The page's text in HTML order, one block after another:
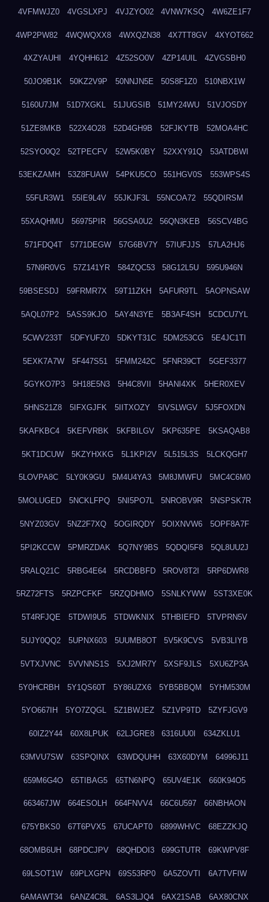
4VFMWJZ0 4VGSLXPJ 4VJZYO02 4VNW7KSQ 4W6ZE1F7
4WP2PW82 4WQWQXX8 4WXQZN38 4X7TT8GV 4XYOT662
4XZYAUHI 4YQHH612 4Z52SO0V 4ZP14UIL 4ZVGSBH0
50JO9B1K 50KZ2V9P 50NNJN5E 50S8F1Z0 510NBX1W
5160U7JM 51D7XGKL 51JUGSIB 51MY24WU 51VJOSDY
51ZE8MKB 522X4O28 52D4GH9B 52FJKYTB 52MOA4HC
52SYO0Q2 52TPECFV 52W5K0BY 52XXY91Q 53ATDBWI
53EKZAMH 53Z8FUAW 54PKU5CO 551HGV0S 553WPS4S
55FLR3W1 55IE9L4V 55JKJF3L 55NCOA72 55QDIRSM
55XAQHMU 56975PIR 56GSA0U2 56QN3KEB 56SCV4BG
571FDQ4T 5771DEGW 57G6BV7Y 57IUFJJS 57LA2HJ6
57N9R0VG 57Z141YR 584ZQC53 58G12L5U 595U946N
59BSESDJ 59FRMR7X 59T11ZKH 5AFUR9TL 5AOPNSAW
5AQL07P2 5ASS9KJO 5AY4N3YE 5B3AF4SH 5CDCU7YL
5CWV233T 5DFYUFZ0 5DKYT31C 5DM253CG 5E4JC1TI
5EXK7A7W 5F447S51 5FMM242C 5FNR39CT 5GEF3377
5GYKO7P3 5H18E5N3 5H4C8VII 5HANI4XK 5HER0XEV
5HNS21Z8 5IFXGJFK 5IITXOZY 5IVSLWGV 5J5FOXDN
5KAFKBC4 5KEFVRBK 5KFBILGV 5KP635PE 5KSAQAB8
5KT1DCUW 5KZYHXKG 5L1KPI2V 5L515L3S 5LCKQGH7
5LOVPA8C 5LY0K9GU 5M4U4YA3 5M8JMWFU 5MC4C6M0
5MOLUGED 5NCKLFPQ 5NI5PO7L 5NROBV9R 5NSPSK7R
5NYZ03GV 5NZ2F7XQ 5OGIRQDY 5OIXNVW6 5OPF8A7F
5PI2KCCW 5PMRZDAK 5Q7NY9BS 5QDQI5F8 5QL8UU2J
5RALQ21C 5RBG4E64 5RCDBBFD 5ROV8T2I 5RP6DWR8
5RZ72FTS 5RZPCFKF 5RZQDHMO 5SNLKYWW 5ST3XE0K
5T4RFJQE 5TDWI9U5 5TDWKNIX 5THBIEFD 5TVPRN5V
5UJY0QQ2 5UPNX603 5UUMB8OT 5V5K9CVS 5VB3LIYB
5VTXJVNC 5VVNNS1S 5XJ2MR7Y 5XSF9JLS 5XU6ZP3A
5Y0HCRBH 5Y1QS60T 5Y86UZX6 5YB5BBQM 5YHM530M
5YO667IH 5YO7ZQGL 5Z1BWJEZ 5Z1VP9TD 5ZYFJGV9
60IZ2Y44 60X8LPUK 62LJGRE8 6316UU0I 634ZKLU1
63MVU7SW 63SPQINX 63WDQUHH 63X60DYM 64996J11
659M6G4O 65TIBAG5 65TN6NPQ 65UV4E1K 660K94O5
663467JW 664ESOLH 664FNVV4 66C6U597 66NBHAON
675YBKS0 67T6PVX5 67UCAPT0 6899WHVC 68EZZKJQ
68OMB6UH 68PDCJPV 68QHDOI3 699GTUTR 69KWPV8F
69LSOT1W 69PLXGPN 69S53RP0 6A5ZOVTI 6A7TVFIW
6AMAWT34 6ANZ4C8L 6AS3LJQ4 6AX21SAB 6AX80CNX